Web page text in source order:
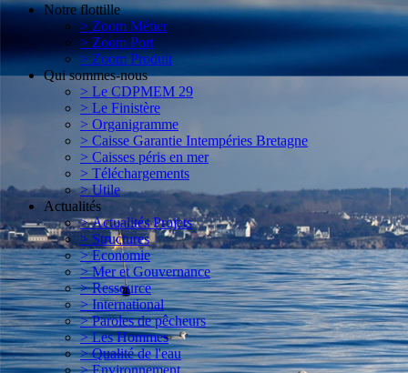
Notre flottille
> Zoom Métier
> Zoom Port
> Zoom Produit
Qui sommes-nous
> Le CDPMEM 29
> Le Finistère
> Organigramme
> Caisse Garantie Intempéries Bretagne
> Caisses péris en mer
> Téléchargements
> Utile
Actualités
> Actualités Projets
> Structures
> Economie
> Mer et Gouvernance
> Ressource
> International
> Paroles de pêcheurs
> Les Hommes
> Qualité de l'eau
> Environnement